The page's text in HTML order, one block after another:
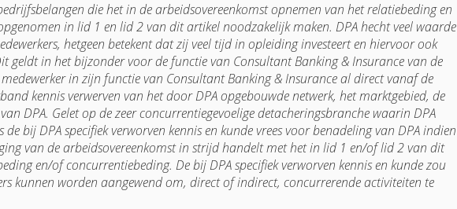
die het in de arbeidsovereenkomst opnemen van het relatiebeding en
in lid 1 en lid 2 van dit artikel noodzakelijk maken. DPA hecht veel waarde
hetgeen betekent dat zij veel tijd in opleiding investeert en hiervoor ook
geldt in het bijzonder voor de functie van Consultant Banking & Insurance van de
in zijn functie van Consultant Banking & Insurance al direct vanaf de
kennis verwerven van het door DPA opgebouwde netwerk, het marktgebied, de
DPA. Gelet op de zeer concurrentiegevoelige detacheringsbranche waarin DPA
de bij DPA specifiek verworven kennis en kunde vrees voor benadeling van DPA indien
van de arbeidsovereenkomst in strijd handelt met het in lid 1 en/of lid 2 van dit
en/of concurrentiebeding. De bij DPA specifiek verworven kennis en kunde zou
kunnen worden aangewend om, direct of indirect, concurrerende activiteiten te